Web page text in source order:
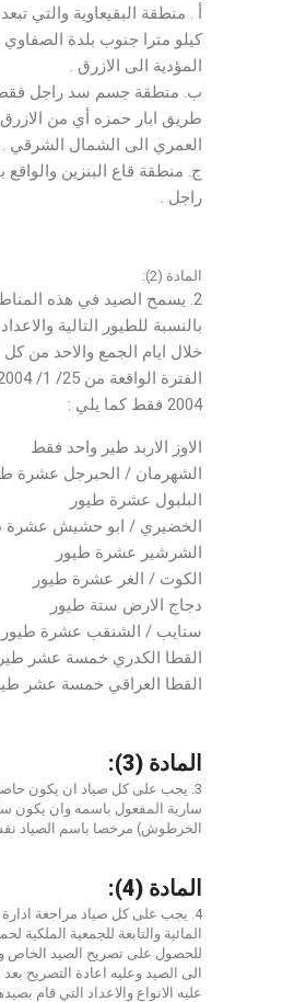
أ . منطقة البقيعاوية والتي
كيلو مترا جنوب بلدة
المؤدية الى الازرق .
ب. منطقة جسم سد راجل فقط
طريق ابار حمزه أي من الازرق
العمري الى الشمال الشرقي .
ج. منطقة قاع البنزين
راجل .
المادة (2):
2. يسمح الصيد في هذه
بالنسبة للطيور التالية
خلال ايام الجمع والاحد من
2004 فقط كما يلي :
الاوز الاربد طير واحد فقط
الشهرمان / الحبرجل عشرة
البلبول عشرة طيور
الخضيري / ابو حشيش عشرة
الشرشير عشرة طيور
الكوت / الغر عشرة طيور
دجاج الارض ستة طيور
سنايب / الشنقب عشرة طيور
القطا الكدري خمسة عشر
القطا العراقي خمسة عشر
المادة (3):
3. يجب على كل صياد ان يكون
سارية المفعول باسمه وان يكون
الخرطوش) مرخصا باسم الصياد
المادة (4):
4. يجب على كل صياد مراجعة ادارة
المائية والتابعة للجمعية الملكية
للحصول على تصريح الصيد الخاص
الى الصيد وعليه اعادة التصريح بعد
عليه الانواع والاعداد التي قام